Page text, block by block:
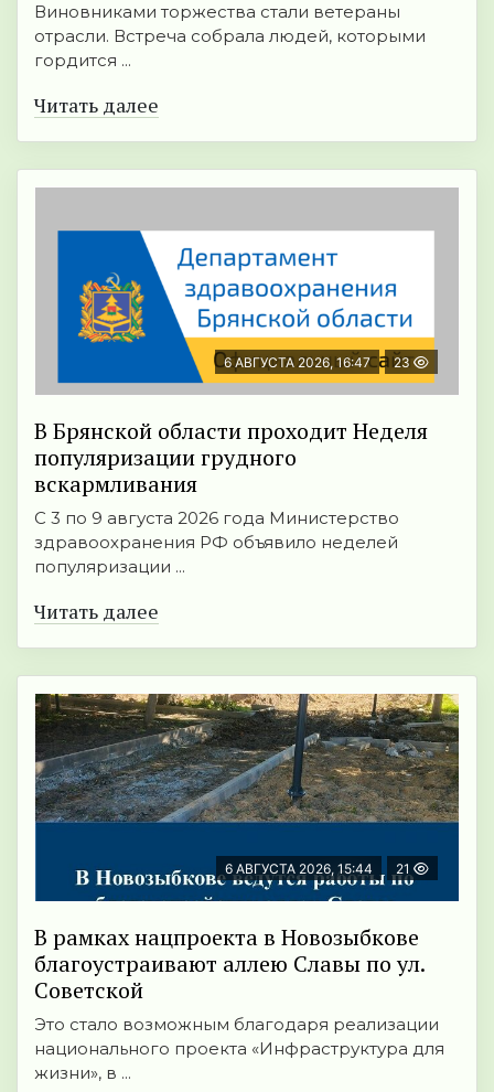
Виновниками торжества стали ветераны
отрасли. Встреча собрала людей, которыми
гордится ...
Читать далее
6 АВГУСТА 2026, 16:47 23
В Брянской области проходит Неделя
популяризации грудного
вскармливания
С 3 по 9 августа 2026 года Министерство
здравоохранения РФ объявило неделей
популяризации ...
Читать далее
6 АВГУСТА 2026, 15:44 21
В рамках нацпроекта в Новозыбкове
благоустраивают аллею Славы по ул.
Советской
Это стало возможным благодаря реализации
национального проекта «Инфраструктура для
жизни», в ...